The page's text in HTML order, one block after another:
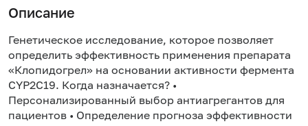
Описание
Генетическое исследование, которое позволяет
определить эффективность применения препарата
«Клопидогрел» на основании активности фермента
CYP2C19. Когда назначается? •
Персонализированный выбор антиагрегантов для
пациентов • Определение прогноза эффективности